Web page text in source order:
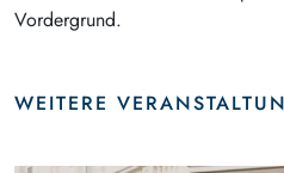
Vordergrund.
WEITERE